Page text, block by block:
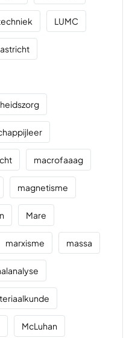
LUMC
macrofaaag
magnetisme
Mare
marxisme massa
McLuhan